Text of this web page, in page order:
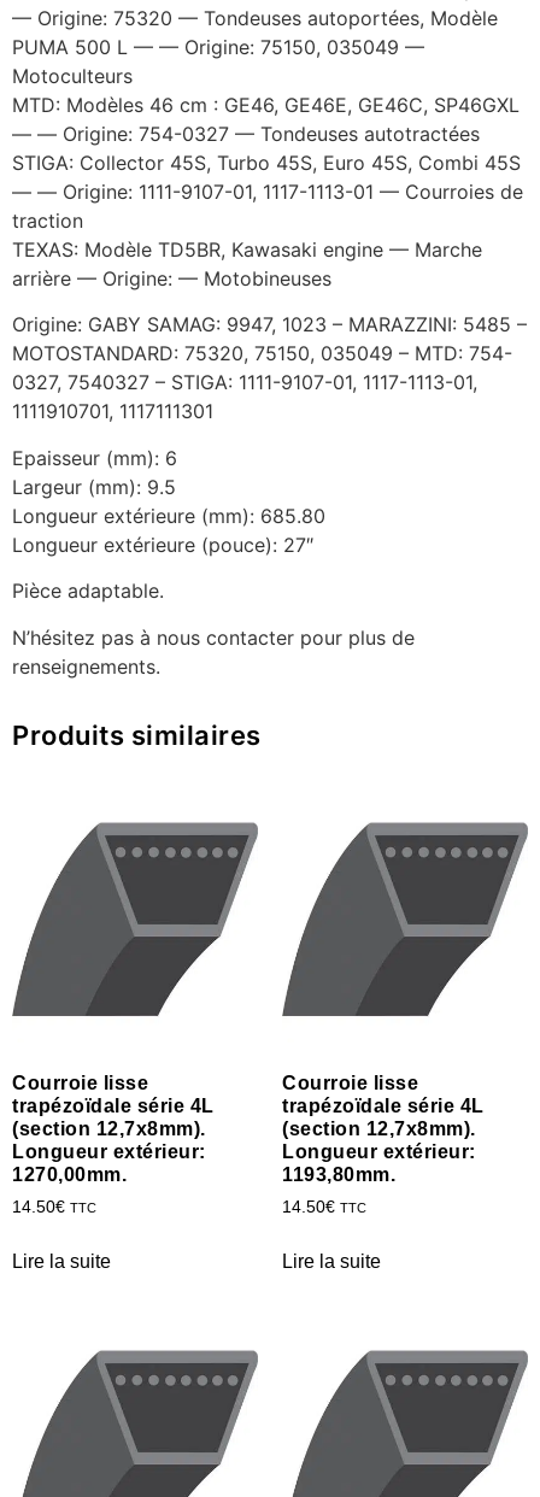
— Origine: 75320 — Tondeuses autoportées, Modèle
PUMA 500 L — — Origine: 75150, 035049 —
Motoculteurs
MTD: Modèles 46 cm : GE46, GE46E, GE46C, SP46GXL
— — Origine: 754-0327 — Tondeuses autotractées
STIGA: Collector 45S, Turbo 45S, Euro 45S, Combi 45S
— — Origine: 1111-9107-01, 1117-1113-01 — Courroies de
traction
TEXAS: Modèle TD5BR, Kawasaki engine — Marche
arrière — Origine: — Motobineuses
Origine: GABY SAMAG: 9947, 1023 – MARAZZINI: 5485 –
MOTOSTANDARD: 75320, 75150, 035049 – MTD: 754-
0327, 7540327 – STIGA: 1111-9107-01, 1117-1113-01,
1111910701, 1117111301
Epaisseur (mm): 6
Largeur (mm): 9.5
Longueur extérieure (mm): 685.80
Longueur extérieure (pouce): 27″
Pièce adaptable.
N’hésitez pas à nous contacter pour plus de
renseignements.
Produits similaires
Courroie lisse
trapézoïdale série 4L
(section 12,7x8mm).
Longueur extérieur:
1270,00mm.
14.50€ TTC
Lire la suite
Courroie lisse
trapézoïdale série 4L
(section 12,7x8mm).
Longueur extérieur:
1193,80mm.
14.50€ TTC
Lire la suite